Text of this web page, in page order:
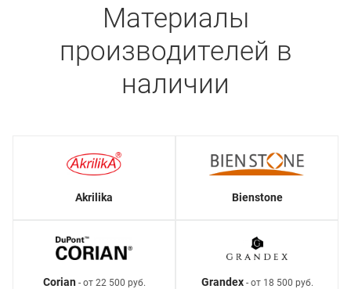
Материалы
производителей в
наличии
Akrilika Bienstone
Corian- от 22 500 руб. Grandex- от 18 500 руб.